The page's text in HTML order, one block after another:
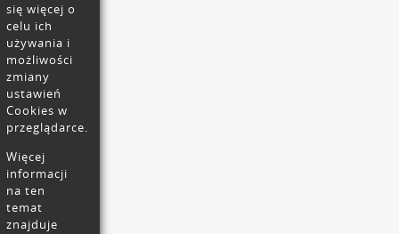
się więcej o
celu ich
używania i
możliwości
zmiany
ustawień
Cookies w
przeglądarce.
Więcej
informacji
na ten
temat
znajduje